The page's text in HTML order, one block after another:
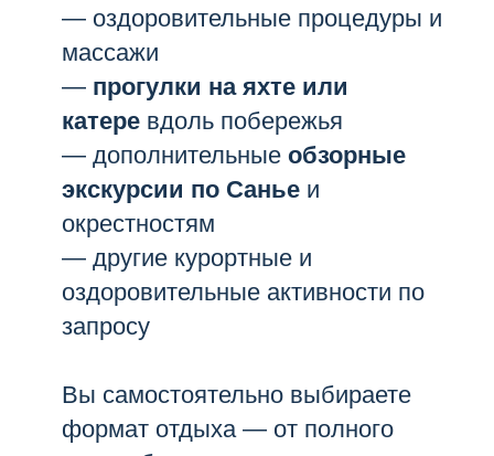
— оздоровительные процедуры и
массажи
— прогулки на яхте или
катере вдоль побережья
— дополнительные обзорные
экскурсии по Санье и
окрестностям
— другие курортные и
оздоровительные активности по
запросу
Вы самостоятельно выбираете
формат отдыха — от полного